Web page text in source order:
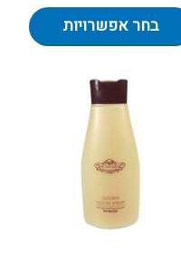
בחר אפשרויות